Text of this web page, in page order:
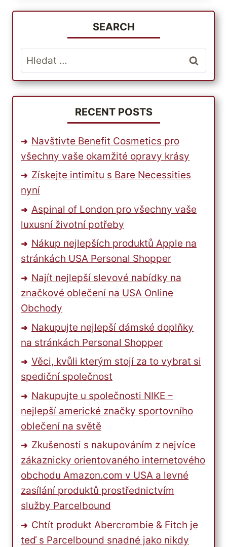
S
PRODUKTY
PREMIER
BABIESRUS
SEARCH
Vyhledávání
RECENT POSTS
Navštivte Benefit Cosmetics pro
všechny vaše okamžité opravy krásy
Získejte intimitu s Bare Necessities
nyní
Aspinal of London pro všechny vaše
luxusní životní potřeby
Nákup nejlepších produktů Apple na
stránkách USA Personal Shopper
Najít nejlepší slevové nabídky na
značkové oblečení na USA Online
Obchody
Nakupujte nejlepší dámské doplňky
na stránkách Personal Shopper
Věci, kvůli kterým stojí za to vybrat si
spediční společnost
Nakupujte u společnosti NIKE –
nejlepší americké značky sportovního
oblečení na světě
Zkušenosti s nakupováním z nejvíce
zákaznicky orientovaného internetového
obchodu Amazon.com v USA a levné
zasílání produktů prostřednictvím
služby Parcelbound
Chtít produkt Abercrombie & Fitch je
teď s Parcelbound snadné jako nikdy